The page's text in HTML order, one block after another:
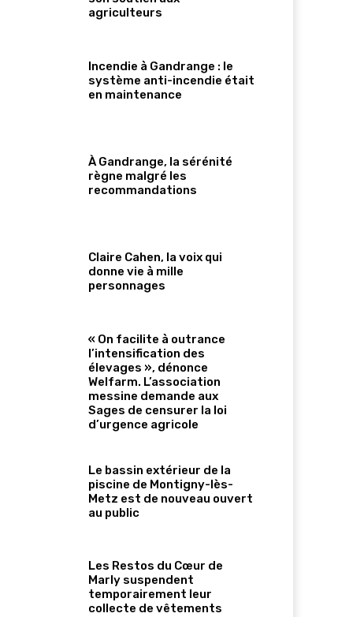
agriculteurs
Incendie à Gandrange : le
système anti-incendie était
en maintenance
À Gandrange, la sérénité
règne malgré les
recommandations
Claire Cahen, la voix qui
donne vie à mille
personnages
« On facilite à outrance
l’intensification des
élevages », dénonce
Welfarm. L’association
messine demande aux
Sages de censurer la loi
d’urgence agricole
Le bassin extérieur de la
piscine de Montigny-lès-
Metz est de nouveau ouvert
au public
Les Restos du Cœur de
Marly suspendent
temporairement leur
collecte de vêtements